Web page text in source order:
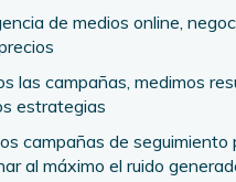
de medios online,
las campañas, medimos
estrategias
campañas de seguimiento
al máximo el ruido